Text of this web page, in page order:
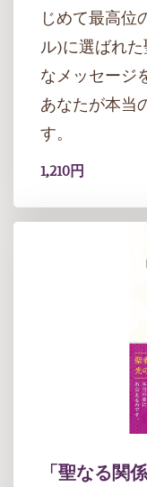
じめて最高位
ル)に選ばれ
なメッセージ
あなたが本当
す。
1,210円
「聖なる関